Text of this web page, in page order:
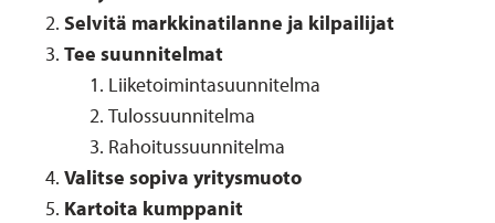
Selvitä markkinatilanne ja kilpailijat
Tee suunnitelmat
Liiketoimintasuunnitelma
Tulossuunnitelma
Rahoitussuunnitelma
Valitse sopiva yritysmuoto
Kartoita kumppanit